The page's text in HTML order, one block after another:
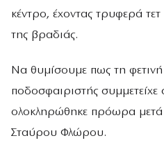
κέντρο, έχοντας τρυφερά
της βραδιάς.
Να θυμίσουμε πως τη
ποδοσφαιριστής
ολοκληρώθηκε πρόωρα μετά
Σταύρου Φλώρου.